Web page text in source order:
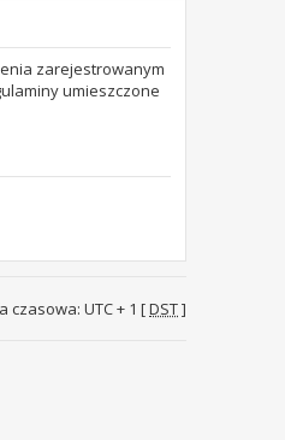
zarejestrowanym
umieszczone
czasowa: UTC + 1 [DST]